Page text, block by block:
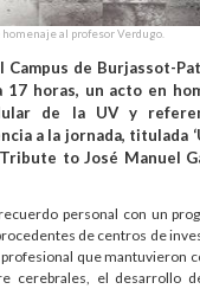
al profesor Verdugo.
Campus de Burjassot-
17 horas, un acto en
de la UV y
a la jornada, titulada
to José Manuel
personal con un
de centros de
que mantuvieron
cerebrales, el desarrollo